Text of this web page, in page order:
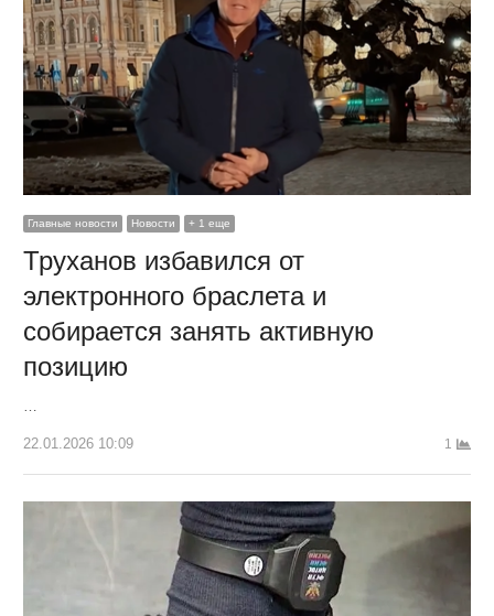
Главные новости Новости + 1 еще
Труханов избавился от
электронного браслета и
собирается занять активную
позицию
…
22.01.2026 10:09 1